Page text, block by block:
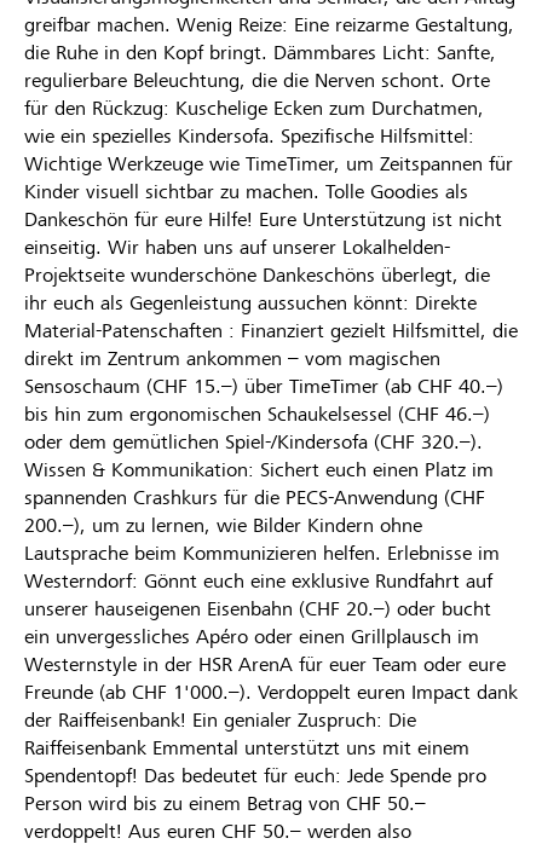
greifbar machen. Wenig Reize: Eine reizarme Gestaltung,
die Ruhe in den Kopf bringt. Dämmbares Licht: Sanfte,
regulierbare Beleuchtung, die die Nerven schont. Orte
für den Rückzug: Kuschelige Ecken zum Durchatmen,
wie ein spezielles Kindersofa. Spezifische Hilfsmittel:
Wichtige Werkzeuge wie TimeTimer, um Zeitspannen für
Kinder visuell sichtbar zu machen. Tolle Goodies als
Dankeschön für eure Hilfe! Eure Unterstützung ist nicht
einseitig. Wir haben uns auf unserer Lokalhelden-
Projektseite wunderschöne Dankeschöns überlegt, die
ihr euch als Gegenleistung aussuchen könnt: Direkte
Material-Patenschaften : Finanziert gezielt Hilfsmittel, die
direkt im Zentrum ankommen – vom magischen
Sensoschaum (CHF 15.–) über TimeTimer (ab CHF 40.–)
bis hin zum ergonomischen Schaukelsessel (CHF 46.–)
oder dem gemütlichen Spiel-/Kindersofa (CHF 320.–).
Wissen & Kommunikation: Sichert euch einen Platz im
spannenden Crashkurs für die PECS-Anwendung (CHF
200.–), um zu lernen, wie Bilder Kindern ohne
Lautsprache beim Kommunizieren helfen. Erlebnisse im
Westerndorf: Gönnt euch eine exklusive Rundfahrt auf
unserer hauseigenen Eisenbahn (CHF 20.–) oder bucht
ein unvergessliches Apéro oder einen Grillplausch im
Westernstyle in der HSR ArenA für euer Team oder eure
Freunde (ab CHF 1'000.–). Verdoppelt euren Impact dank
der Raiffeisenbank! Ein genialer Zuspruch: Die
Raiffeisenbank Emmental unterstützt uns mit einem
Spendentopf! Das bedeutet für euch: Jede Spende pro
Person wird bis zu einem Betrag von CHF 50.–
verdoppelt! Aus euren CHF 50.– werden also